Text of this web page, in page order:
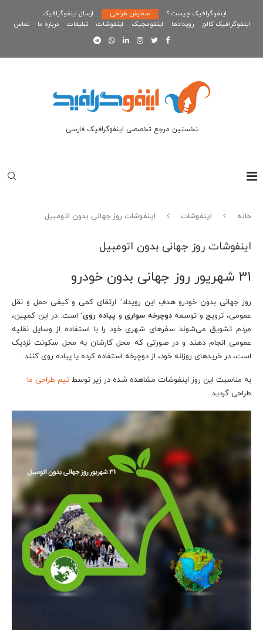
اینفوگرافیک چیست ؟ سفارش طراحی
ارسال اینفوگرافیک
اینفوگرافیک کالج
رویدادها اینفومجیک اینفوشات تبلیغات درباره ما تماس
نخستین مرجع تخصصی اینفوگرافیک فارسی
خانه اینفوشات اینفوشات روز جهانی بدون اتومبیل
اینفوشات روز جهانی بدون اتومبیل
31 شهریور روز جهانی بدون خودرو
روز جهانی بدون خودرو هدفِ این رویداد’ ارتقای کمی و کیفی حمل و نقل
عمومی، ترویج و توسعه‌دوچرخه سواریو پیاده روی‘ است. در این کمپین،
مردم تشویق می‌شوند سفرهای شهری خود را با استفاده از وسایل نقلیه‌
عمومی انجام دهند و در صورتی که محل کارشان به محل سکونت نزدیک
است، در خریدهای روزانه‌ خود، از دوچرخه استفاده کرده یا پیاده روی کنند.
به مناسبت این روز اینفوشات مشاهده شده در زیر توسط تیم طراحی ما
طراحی گردید .